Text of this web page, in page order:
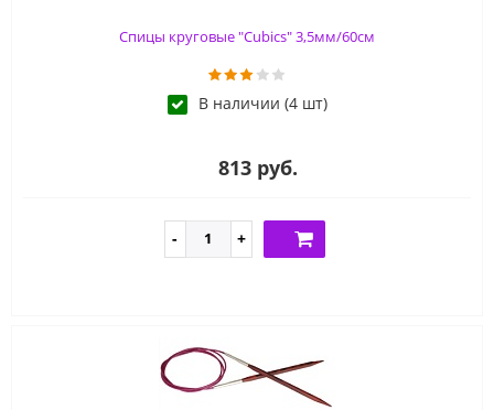
Спицы круговые "Cubics" 3,5мм/60см
В наличии (4 шт)
813 руб.